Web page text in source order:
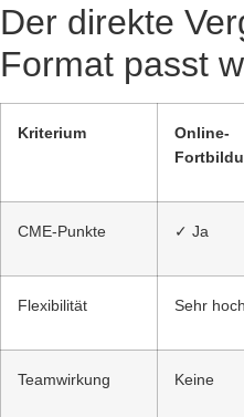
Der direkte
Format passt
Kriterium
Online-
CME-Punkte ✓ Ja
Flexibilität Sehr hoch
Teamwirkung Keine